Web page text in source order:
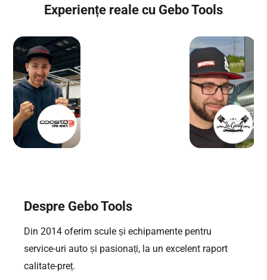
Experiențe reale cu Gebo Tools
Despre Gebo Tools
Din 2014 oferim scule și echipamente pentru
service-uri auto și pasionați, la un excelent raport
calitate-preț.